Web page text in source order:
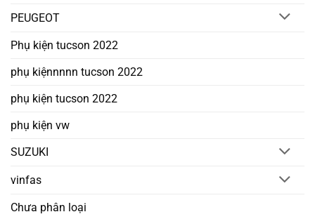
PEUGEOT
Phụ kiện tucson 2022
phụ kiệnnnnn tucson 2022
phụ kiện tucson 2022
phụ kiện vw
SUZUKI
vinfas
Chưa phân loại